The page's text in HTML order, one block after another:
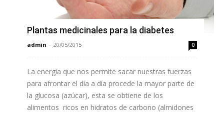
Plantas medicinales para la diabetes
admin - 20/05/2015 0
La energía que nos permite sacar nuestras fuerzas
para afrontar el día a día procede la mayor parte de
la glucosa (azúcar), esta se obtiene de los
alimentos ricos en hidratos de carbono (almidones